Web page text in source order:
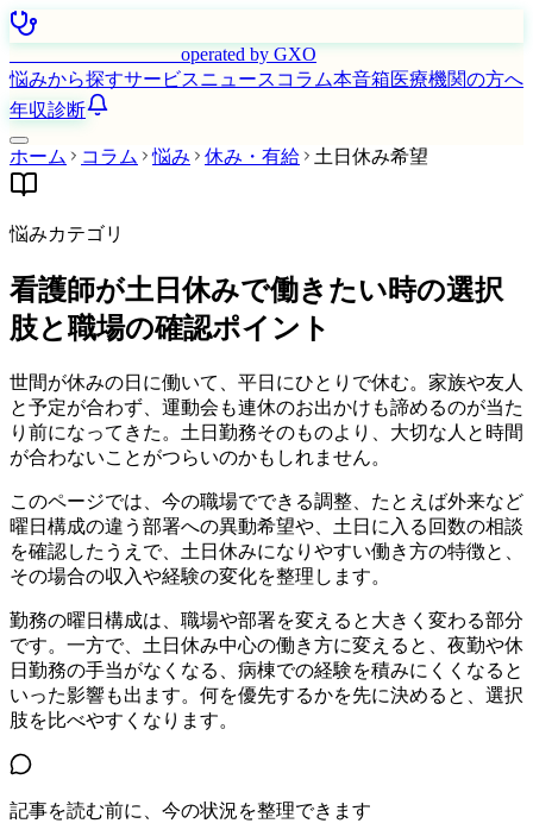
operated by GXO
悩みから探すサービスニュース コラム本音箱医療機関の方へ
年収診断
ホーム コラム 悩み 休み・有給 土日休み希望
悩みカテゴリ
看護師が土日休みで働きたい時の選択
肢と職場の確認ポイント
世間が休みの日に働いて、平日にひとりで休む。家族や友人
と予定が合わず、運動会も連休のお出かけも諦めるのが当た
り前になってきた。土日勤務そのものより、大切な人と時間
が合わないことがつらいのかもしれません。
このページでは、今の職場でできる調整、たとえば外来など
曜日構成の違う部署への異動希望や、土日に入る回数の相談
を確認したうえで、土日休みになりやすい働き方の特徴と、
その場合の収入や経験の変化を整理します。
勤務の曜日構成は、職場や部署を変えると大きく変わる部分
です。一方で、土日休み中心の働き方に変えると、夜勤や休
日勤務の手当がなくなる、病棟での経験を積みにくくなると
いった影響も出ます。何を優先するかを先に決めると、選択
肢を比べやすくなります。
記事を読む前に、今の状況を整理できます